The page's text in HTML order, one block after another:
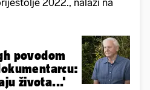
2022., nalazi na
života...'